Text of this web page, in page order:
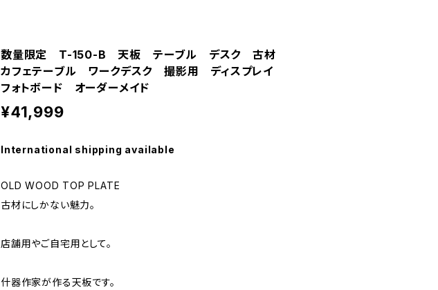
数量限定 T-150-B 天板 テーブル デスク 古材
カフェテーブル ワークデスク 撮影用 ディスプレイ
フォトボード オーダーメイド
¥41,999
International shipping available
OLD WOOD TOP PLATE
古材にしかない魅力。
店舗用やご自宅用として。
什器作家が作る天板です。